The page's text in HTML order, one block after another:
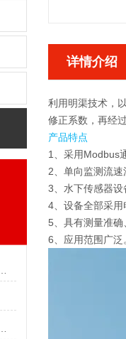
详情介绍
利用明渠技术，
修正系数，再经
产品特点
1、采用Modbus
2、单向监测流速
3、水下传感器
4、设备全部采
5、具有测量准
6、应用范围广